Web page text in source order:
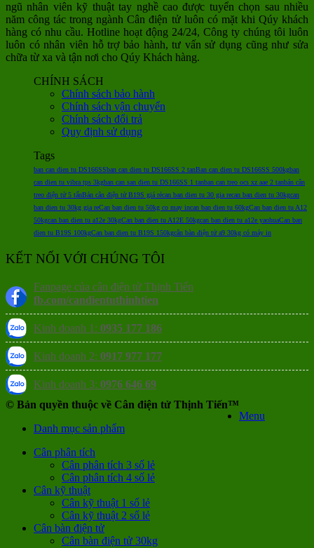
ngũ nhân viên kỹ thuật tay nghề cao được tuyển chọn sau nhiều
năm công tác trong ngành Cân điện tử luôn có mặt khi Qúy khách
hàng có nhu cầu. Hotline hoạt động 24/24, Công ty chúng tôi luôn
luôn có nhân viên hỗ trợ bảo hành, tư vấn sử dụng cũng như sửa
chữa từ xa và tận nơi cho Qúy Khách hàng.
CHÍNH SÁCH
Chính sách bảo hành
Chính sách vận chuyển
Chính sách đổi trả
Quy định sử dụng
Tags
ban can dien tu DS166SSban can dien tu DS166SS 2 tanBan can dien tu DS166SS 500kgban
can dien tu vibra tps 3kgban can san dien tu DS166SS 1 tanban can treo ocs xz aae 2 tanbán cân
treo điện tử 5 tấnBán cân điện tử B19S giá rẻcan ban dien tu 30 gia recan ban dien tu 30kgcan
ban dien tu 30kg gia reCan ban dien tu 50kg co may incan ban dien tu 60kgCan ban dien tu A12
50kgcan ban dien tu a12e 30kgCan ban dien tu A12E 50kgcan ban dien tu a12e yaohuaCan ban
dien tu B19S 100kgCan ban dien tu B19S 150kgcân bàn điện tử a9 30kg có máy in
KẾT NỐI VỚI CHÚNG TÔI
Fanpage của cân điện tử Thịnh Tiến
fb.com/candientuthinhtien
Kinh doanh 1: 0935 177 186
Kinh doanh 2: 0917 977 177
Kinh doanh 3: 0976 646 69
© Bản quyền thuộc về Cân điện tử Thịnh Tiến™
Menu
Danh mục sản phẩm
Cân phân tích
Cân phân tích 3 số lẻ
Cân phân tích 4 số lẻ
Cân kỹ thuật
Cân kỹ thuật 1 số lẻ
Cân kỹ thuật 2 số lẻ
Cân bàn điện tử
Cân bàn điện tử 30kg